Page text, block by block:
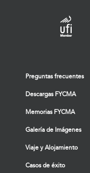
Preguntas frecuentes
Descargas FYCMA
Memorias FYCMA
Galería de Imágenes
Viaje y Alojamiento
Casos de éxito